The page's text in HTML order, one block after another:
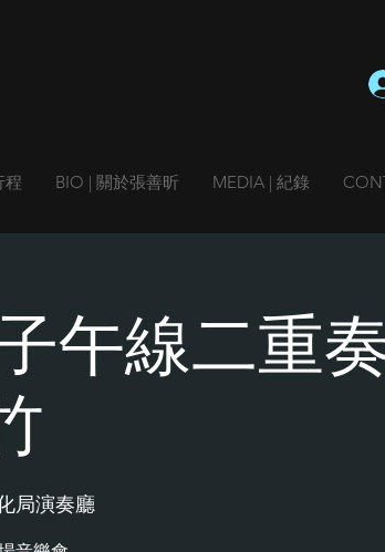
程 BIO | 關於張善昕 MEDIA | 紀錄
午線二重
局演奏廳